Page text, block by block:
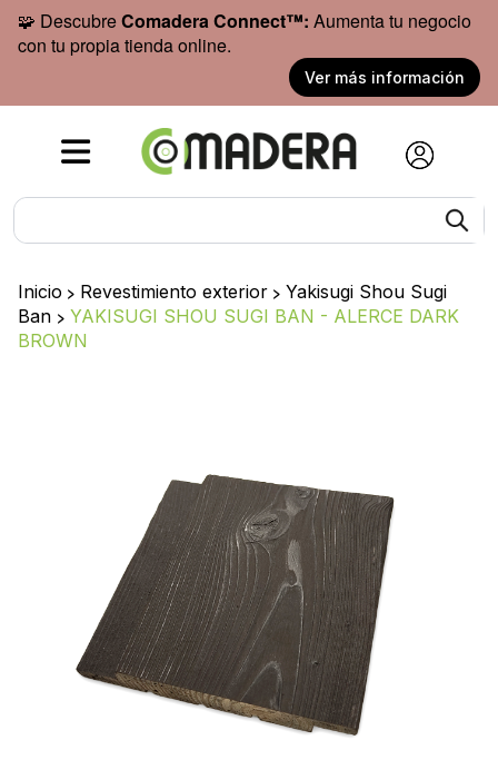
🧩 DescubreComadera Connect™: Aumenta tu negocio
con tu propia tienda online.
Ver más información
Inicio > Revestimiento exterior > Yakisugi Shou Sugi
Ban > YAKISUGI SHOU SUGI BAN - ALERCE DARK
BROWN